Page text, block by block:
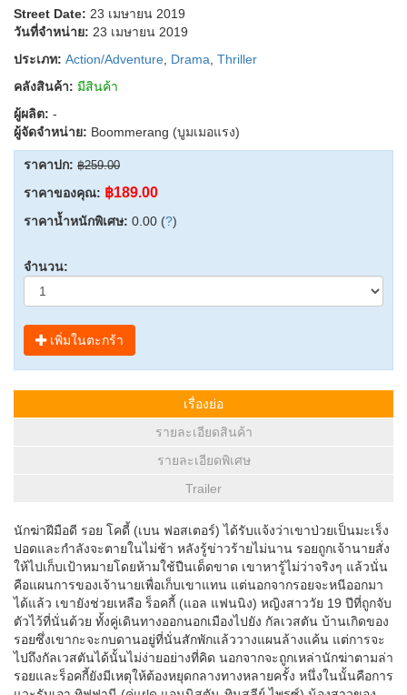
Street Date: 23 เมษายน 2019
วันที่จำหน่าย: 23 เมษายน 2019
ประเภท: Action/Adventure Drama Thriller
คลังสินค้า: มีสินค้า
ผู้ผลิต: -
ผู้จัดจำหน่าย: Boommerang (บูมเมอแรง)
ราคาปก: ฿259.00
ราคาของคุณ: ฿189.00
ราคาน้ำหนักพิเศษ: 0.00 (?)
จำนวน:
เพิ่มในตะกร้า
เรื่องย่อ
รายละเอียดสินค้า
รายละเอียดพิเศษ
Trailer
นักฆ่าฝีมือดี รอย โคดี้ (เบน ฟอสเตอร์) ได้รับแจ้งว่าเขาป่วยเป็นมะเร็ง
ปอดและกำลังจะตายในไม่ช้า หลังรู้ข่าวร้ายไม่นาน รอยถูกเจ้านายสั่ง
ให้ไปเก็บเป้าหมายโดยห้ามใช้ปืนเด็ดขาด เขาหารู้ไม่ว่าจริงๆ แล้วนั่น
คือแผนการของเจ้านายเพื่อเก็บเขาแทน แต่นอกจากรอยจะหนีออกมา
ได้แล้ว เขายังช่วยเหลือ ร็อคกี้ (แอล แฟนนิง) หญิงสาววัย 19 ปีที่ถูกจับ
ตัวไว้ที่นั่นด้วย ทั้งคู่เดินทางออกนอกเมืองไปยัง กัลเวสตัน บ้านเกิดของ
รอยซึ่งเขากะจะกบดานอยู่ที่นั่นสักพักแล้ววางแผนล้างแค้น แต่การจะ
ไปถึงกัลเวสตันได้นั้นไม่ง่ายอย่างที่คิด นอกจากจะถูกเหล่านักฆ่าตามล่า
รอยและร็อคกี้ยังมีเหตุให้ต้องหยุดกลางทางหลายครั้ง หนึ่งในนั้นคือการ